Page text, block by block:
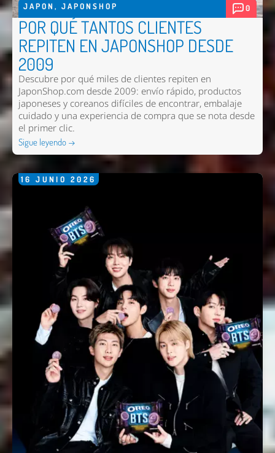
JAPON , JAPONSHOP 0
POR QUÉ TANTOS CLIENTES
REPITEN EN JAPONSHOP DESDE
2009
Descubre por qué miles de clientes repiten en
JaponShop.com desde 2009: envío rápido, productos
japoneses y coreanos difíciles de encontrar, embalaje
cuidado y una experiencia de compra que se nota desde
el primer clic.
Sigue leyendo →
16 JUNIO 2026